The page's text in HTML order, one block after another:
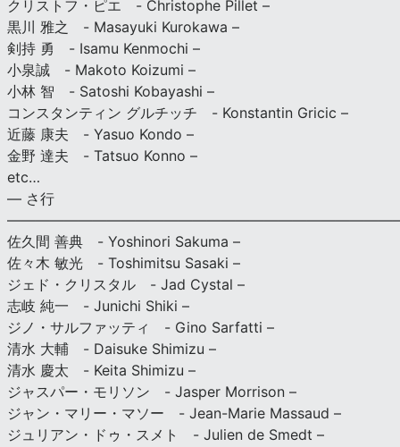
クリストフ・ピエ - Christophe Pillet –
黒川 雅之 - Masayuki Kurokawa –
剣持 勇 - Isamu Kenmochi –
小泉誠 - Makoto Koizumi –
小林 智 - Satoshi Kobayashi –
コンスタンティン グルチッチ - Konstantin Gricic –
近藤 康夫 - Yasuo Kondo –
金野 達夫 - Tatsuo Konno –
etc…
— さ行
佐久間 善典 - Yoshinori Sakuma –
佐々木 敏光 - Toshimitsu Sasaki –
ジェド・クリスタル - Jad Cystal –
志岐 純一 - Junichi Shiki –
ジノ・サルファッティ - Gino Sarfatti –
清水 大輔 - Daisuke Shimizu –
清水 慶太 - Keita Shimizu –
ジャスパー・モリソン - Jasper Morrison –
ジャン・マリー・マソー - Jean-Marie Massaud –
ジュリアン・ドゥ・スメト - Julien de Smedt –